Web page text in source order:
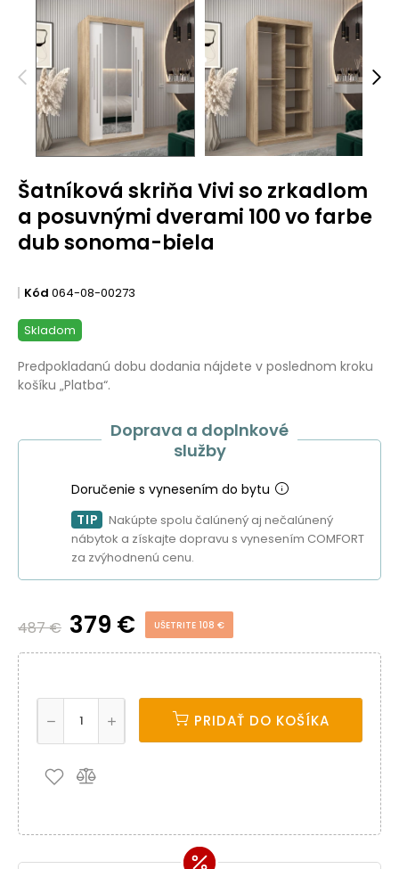
Šatníková skriňa Vivi so zrkadlom
a posuvnými dverami 100 vo farbe
dub sonoma-biela
Kód 064-08-00273
Skladom
Predpokladanú dobu dodania nájdete v poslednom kroku
košíku „Platba“.
Doprava a doplnkové
služby
Doručenie s vynesením do bytu
TIP
Nakúpte spolu čalúnený aj nečalúnený
nábytok a získajte dopravu s vynesením COMFORT
za zvýhodnenú cenu.
487 € 379 € UŠETRITE 108 €
PRIDAŤ DO KOŠÍKA